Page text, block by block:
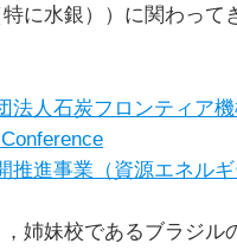
に水銀））に関わっ
人石炭フロンティア機
進事業（資源エネルギ
姉妹校であるブラジ